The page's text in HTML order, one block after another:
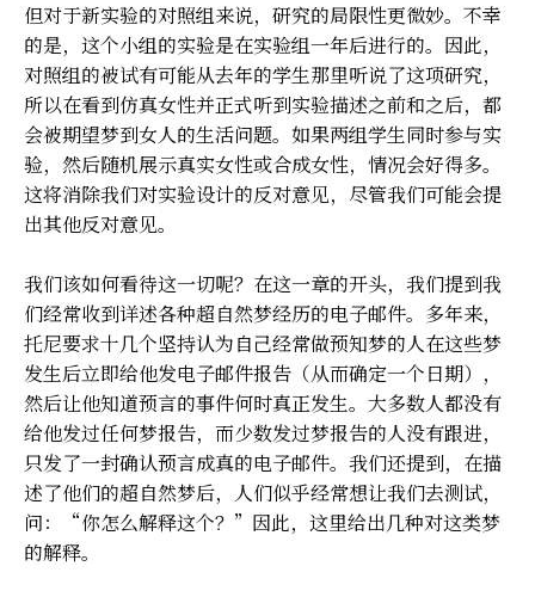
但对于新实验的对照组来说，研究的局限性更微妙。不幸
的是，这个小组的实验是在实验组一年后进行的。因此，
对照组的被试有可能从去年的学生那里听说了这项研究，
所以在看到仿真女性并正式听到实验描述之前和之后，都
会被期望梦到女人的生活问题。如果两组学生同时参与实
验，然后随机展示真实女性或合成女性，情况会好得多。
这将消除我们对实验设计的反对意见，尽管我们可能会提
出其他反对意见。
我们该如何看待这一切呢？在这一章的开头，我们提到我
们经常收到详述各种超自然梦经历的电子邮件。多年来，
托尼要求十几个坚持认为自己经常做预知梦的人在这些梦
发生后立即给他发电子邮件报告（从而确定一个日期），
然后让他知道预言的事件何时真正发生。大多数人都没有
给他发过任何梦报告，而少数发过梦报告的人没有跟进，
只发了一封确认预言成真的电子邮件。我们还提到，在描
述了他们的超自然梦后，人们似乎经常想让我们去测试，
问：“你怎么解释这个？”因此，这里给出几种对这类梦
的解释。